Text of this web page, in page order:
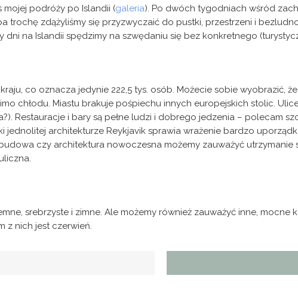
mojej podróży po Islandii (galeria). Po dwóch tygodniach wśród
trochę zdążyliśmy się przyzwyczaić do pustki, przestrzeni i
dni na Islandii spędzimy na szwędaniu się bez konkretnego
co oznacza jedynie 222,5 tys. osób. Możecie sobie wyobrazić,
chłodu. Miastu brakuje pośpiechu innych europejskich stolic.
Restauracje i bary są pełne ludzi i dobrego jedzenia – polecam
jednolitej architekturze Reykjavik sprawia wrażenie bardzo
czy architektura nowoczesna możemy zauważyć utrzymanie
srebrzyste i zimne. Ale możemy również zauważyć inne, mocne
z nich jest czerwień.